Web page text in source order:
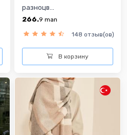
разноцв...
266.9 man
148 отзыв(ов)
В корзину